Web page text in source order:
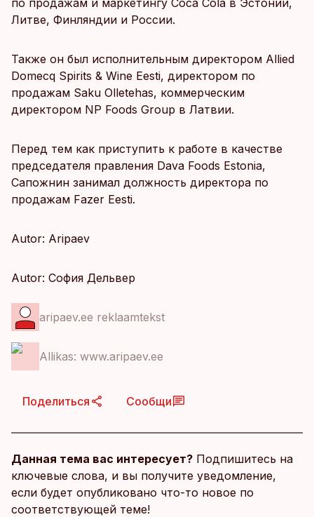
по продажам и маркетингу Coca Cola в Эстонии,
Литве, Финляндии и России.
Также он был исполнительным директором Allied
Domecq Spirits & Wine Eesti, директором по
продажам Saku Olletehas, коммерческим
директором NP Foods Group в Латвии.
Перед тем как приступить к работе в качестве
председателя правления Dava Foods Estonia,
Сапожнин занимал должность директора по
продажам Fazer Eesti.
Autor: Aripaev
Autor: София Дельвер
aripaev.ee reklaamtekst
Allikas: www.aripaev.ee
Поделиться Сообщи
Данная тема вас интересует? Подпишитесь на
ключевые слова, и вы получите уведомление,
если будет опубликовано что-то новое по
соответствующей теме!